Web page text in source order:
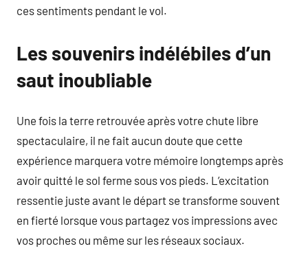
ces sentiments pendant le vol.
Les souvenirs indélébiles d’un
saut inoubliable
Une fois la terre retrouvée après votre chute libre
spectaculaire, il ne fait aucun doute que cette
expérience marquera votre mémoire longtemps après
avoir quitté le sol ferme sous vos pieds. L’excitation
ressentie juste avant le départ se transforme souvent
en fierté lorsque vous partagez vos impressions avec
vos proches ou même sur les réseaux sociaux.